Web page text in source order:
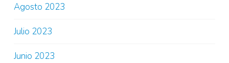
Agosto 2023
Julio 2023
Junio 2023